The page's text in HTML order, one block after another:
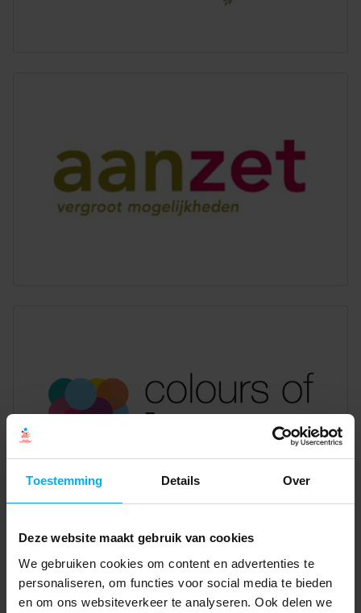
Toestemming Details Over
Deze website maakt gebruik van cookies
We gebruiken cookies om content en advertenties te
personaliseren, om functies voor social media te bieden
en om ons websiteverkeer te analyseren. Ook delen we